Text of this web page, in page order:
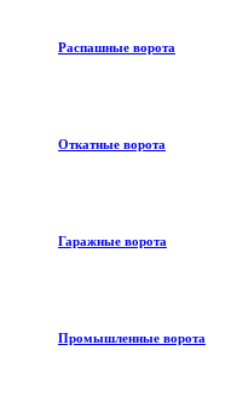
Распашные ворота
Откатные ворота
Гаражные ворота
Промышленные ворота